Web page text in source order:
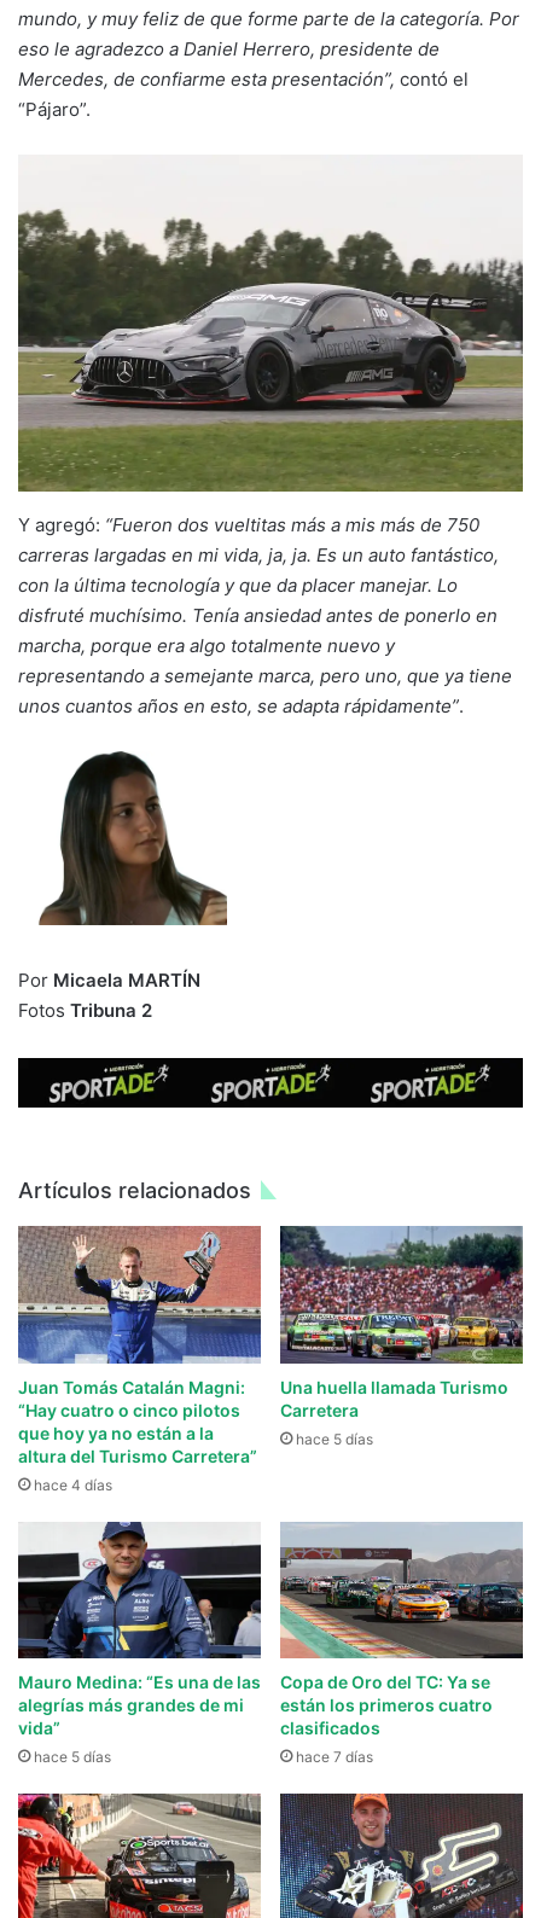
mundo, y muy feliz de que forme parte de la categoría. Por
eso le agradezco a Daniel Herrero, presidente de
Mercedes, de confiarme esta presentación”, contó el
“Pájaro”.
Y agregó: “Fueron dos vueltitas más a mis más de 750
carreras largadas en mi vida, ja, ja. Es un auto fantástico,
con la última tecnología y que da placer manejar. Lo
disfruté muchísimo. Tenía ansiedad antes de ponerlo en
marcha, porque era algo totalmente nuevo y
representando a semejante marca, pero uno, que ya tiene
unos cuantos años en esto, se adapta rápidamente”.
Por Micaela MARTÍN
Fotos Tribuna 2
Artículos relacionados
Juan Tomás Catalán Magni:
“Hay cuatro o cinco pilotos
que hoy ya no están a la
altura del Turismo Carretera”
hace 4 días
Una huella llamada Turismo
Carretera
hace 5 días
Mauro Medina: “Es una de las
alegrías más grandes de mi
vida”
hace 5 días
Copa de Oro del TC: Ya se
están los primeros cuatro
clasificados
hace 7 días